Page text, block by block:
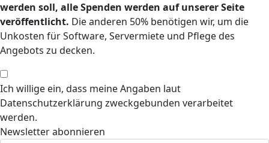
werden soll, alle Spenden werden auf unserer Seite
veröffentlicht. Die anderen 50% benötigen wir, um die
Unkosten für Software, Servermiete und Pflege des
Angebots zu decken.
Ich willige ein, dass meine Angaben laut
Datenschutzerklärung zweckgebunden verarbeitet
werden.
Newsletter abonnieren